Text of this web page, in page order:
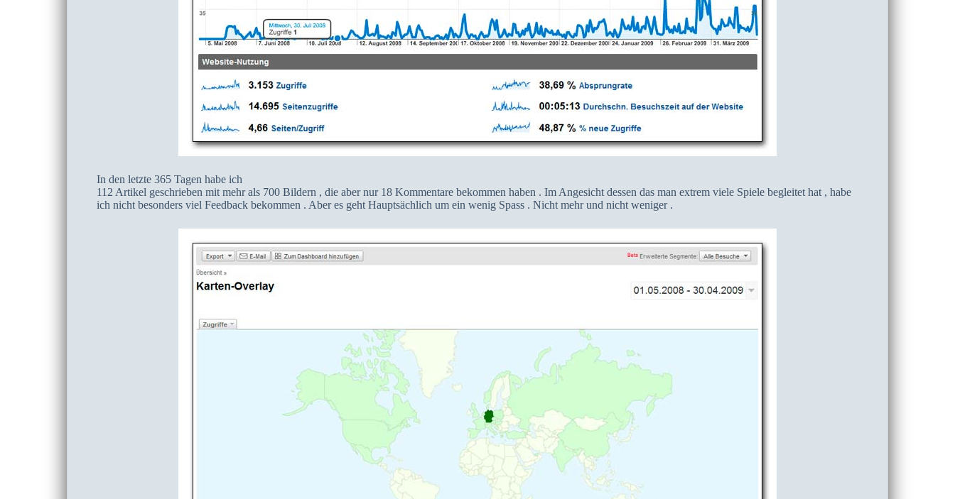
In den letzte 365 Tagen habe ich
112 Artikel geschrieben mit mehr als 700 Bildern , die aber nur 18 Kommentare bekommen haben . Im Angesicht dessen das man extrem viele Spiele begleitet hat , habe
ich nicht besonders viel Feedback bekommen . Aber es geht Hauptsächlich um ein wenig Spass . Nicht mehr und nicht weniger .